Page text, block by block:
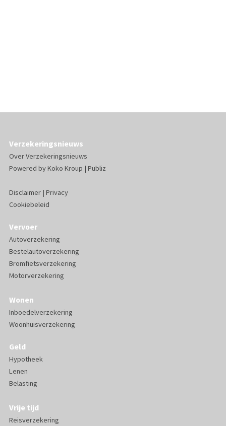
Verzekeringsnieuws
Over Verzekeringsnieuws
Powered byKoko Kroup | Publiz
Disclaimer| Privacy
Cookiebeleid
Vervoer
Autoverzekering
Bestelautoverzekering
Bromfietsverzekering
Motorverzekering
Wonen
Inboedelverzekering
Woonhuisverzekering
Geld
Hypotheek
Lenen
Belasting
Vrije tijd
Reisverzekering